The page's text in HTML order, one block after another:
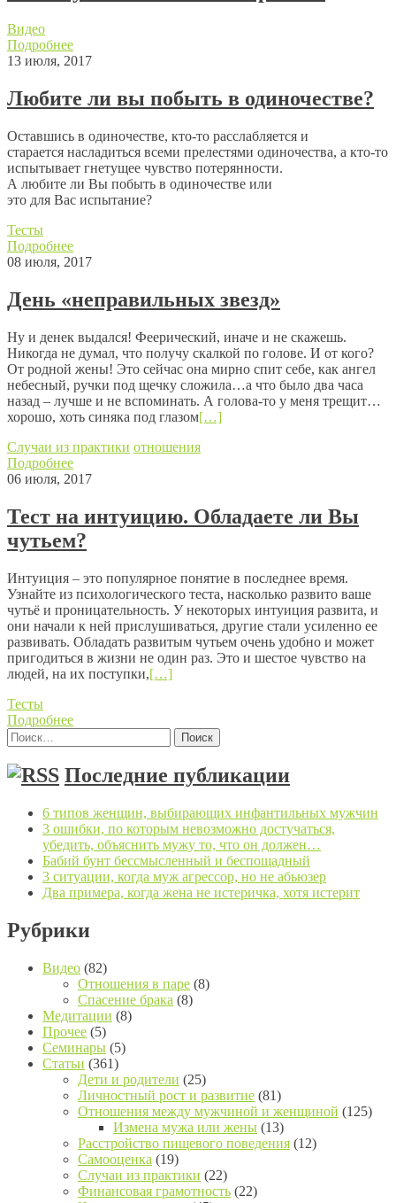
Видео
Подробнее
13 июля, 2017
Любите ли вы побыть в одиночестве?
Оставшись в одиночестве, кто-то расслабляется и
старается насладиться всеми прелестями одиночества, а кто-то
испытывает гнетущее чувство потерянности.
А любите ли Вы побыть в одиночестве или
это для Вас испытание?
Тесты
Подробнее
08 июля, 2017
День «неправильных звезд»
Ну и денек выдался! Феерический, иначе и не скажешь.
Никогда не думал, что получу скалкой по голове. И от кого?
От родной жены! Это сейчас она мирно спит себе, как ангел
небесный, ручки под щечку сложила…а что было два часа
назад – лучше и не вспоминать. А голова-то у меня трещит…
хорошо, хоть синяка под глазом[…]
Случаи из практики отношения
Подробнее
06 июля, 2017
Тест на интуицию. Обладаете ли Вы
чутьем?
Интуиция – это популярное понятие в последнее время.
Узнайте из психологического теста, насколько развито ваше
чутьё и проницательность. У некоторых интуиция развита, и
они начали к ней прислушиваться, другие стали усиленно ее
развивать. Обладать развитым чутьем очень удобно и может
пригодиться в жизни не один раз. Это и шестое чувство на
людей, на их поступки,[…]
Тесты
Подробнее
Найти:
Последние публикации
6 типов женщин, выбирающих инфантильных мужчин
3 ошибки, по которым невозможно достучаться,
убедить, объяснить мужу то, что он должен…
Бабий бунт бессмысленный и беспощадный
3 ситуации, когда муж агрессор, но не абьюзер
Два примера, когда жена не истеричка, хотя истерит
Рубрики
Видео (82)
Отношения в паре (8)
Спасение брака (8)
Медитации (8)
Прочее (5)
Семинары (5)
Статьи (361)
Дети и родители (25)
Личностный рост и развитие (81)
Отношения между мужчиной и женщиной (125)
Измена мужа или жены (13)
Расстройство пищевого поведения (12)
Самооценка (19)
Случаи из практики (22)
Финансовая грамотность (22)